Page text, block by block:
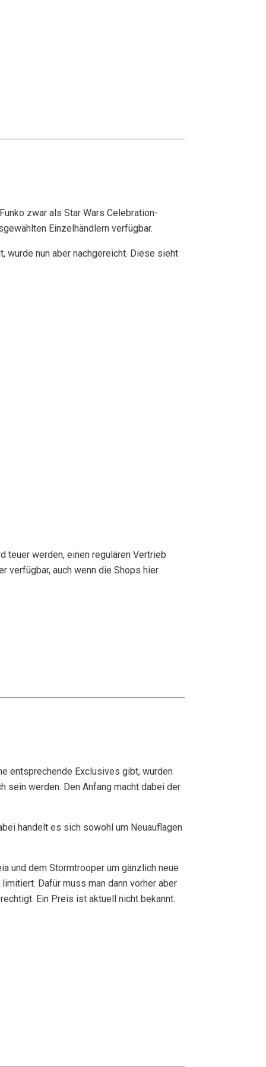
zwar als Star Wars Celebration-
Einzelhändlern verfügbar.
wurde nun aber nachgereicht. Diese sieht
teuer werden, einen regulären Vertrieb
verfügbar, auch wenn die Shops hier
entsprechende Exclusives gibt, wurden
sein werden. Den Anfang macht dabei der
handelt es sich sowohl um Neuauflagen
und dem Stormtrooper um gänzlich neue
Dafür muss man dann vorher aber
Ein Preis ist aktuell nicht bekannt.